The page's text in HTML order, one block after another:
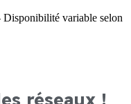
variable selon
réseaux !